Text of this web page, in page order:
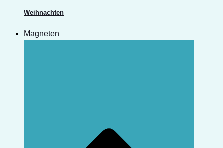
Weihnachten
Magneten